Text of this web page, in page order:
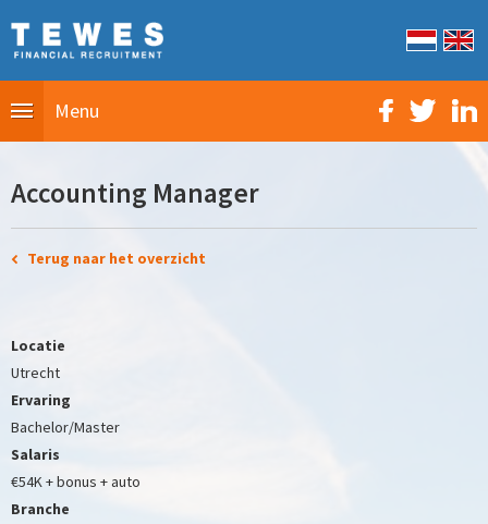
Menu
Accounting Manager
Terug naar het overzicht
Locatie
Utrecht
Ervaring
Bachelor/Master
Salaris
€54K + bonus + auto
Branche